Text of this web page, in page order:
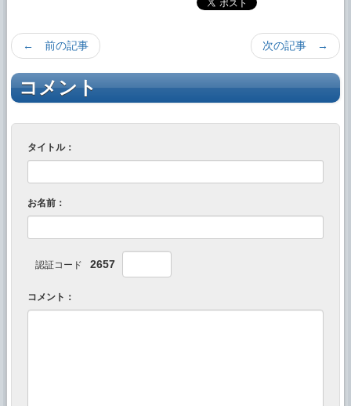
次の記事 →
← 前の記事
コメント
タイトル：
お名前：
認証コード 2657
コメント：